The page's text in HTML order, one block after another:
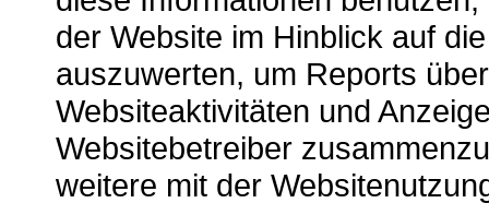
der Website im Hinblick auf
auszuwerten, um Reports
Websiteaktivitäten und
Websitebetreiber
weitere mit der